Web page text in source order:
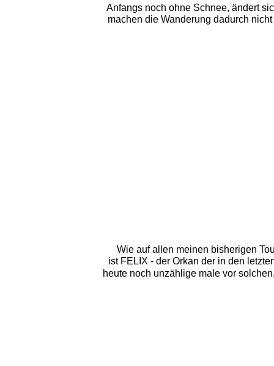
Anfangs noch ohne Schnee, ändert
machen die Wanderung dadurch
Wie auf allen meinen bisherigen
ist FELIX - der Orkan der in den
heute noch unzählige male vor